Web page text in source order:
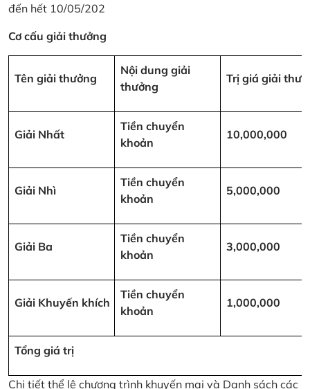
đến hết 10/05/202
Cơ cấu giải thưởng
Tên giải thưởng
Nội dung giải
thưởng
Trị giá giải
Giải Nhất
Tiền chuyển
khoản
10,000,000
Giải Nhì
Tiền chuyển
khoản
5,000,000
Giải Ba
Tiền chuyển
khoản
3,000,000
Giải Khuyến khích
Tiền chuyển
khoản
1,000,000
Tổng giá trị
Chi tiết thể lệ chương trình khuyến mại và Danh sách các